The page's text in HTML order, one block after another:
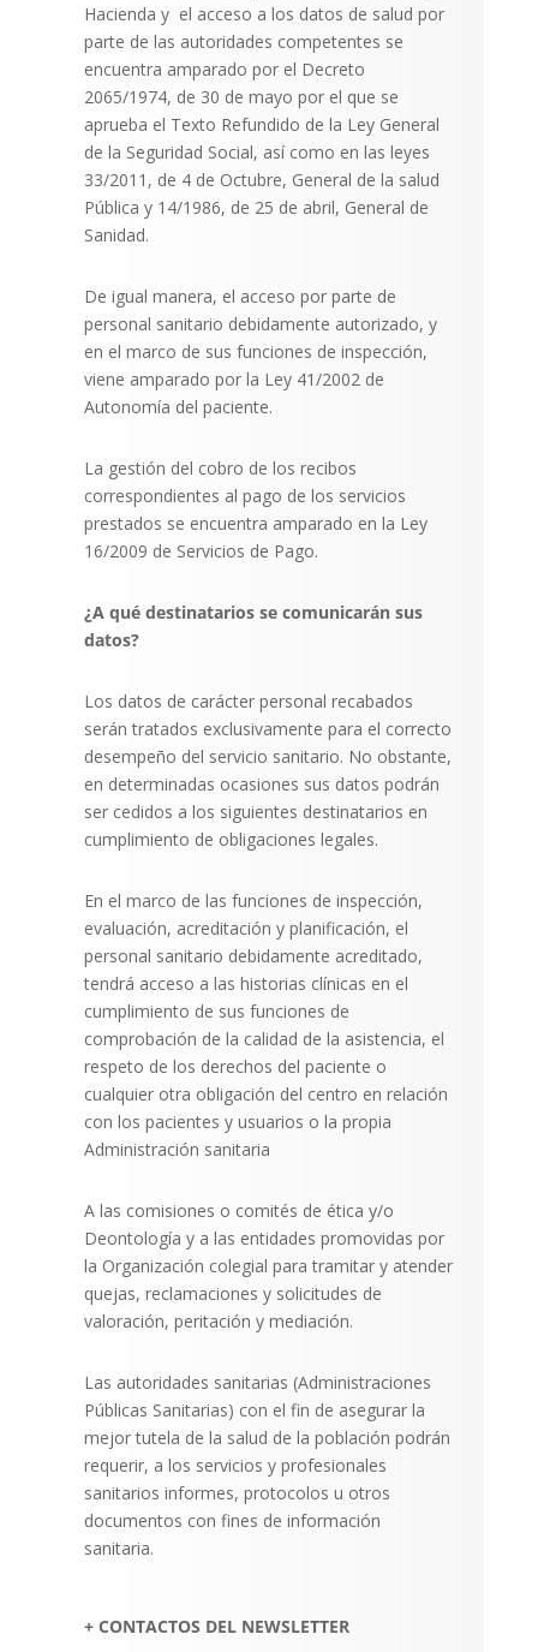
Hacienda y el acceso a los datos de salud por
parte de las autoridades competentes se
encuentra amparado por el Decreto
2065/1974, de 30 de mayo por el que se
aprueba el Texto Refundido de la Ley General
de la Seguridad Social, así como en las leyes
33/2011, de 4 de Octubre, General de la salud
Pública y 14/1986, de 25 de abril, General de
Sanidad.
De igual manera, el acceso por parte de
personal sanitario debidamente autorizado, y
en el marco de sus funciones de inspección,
viene amparado por la Ley 41/2002 de
Autonomía del paciente.
La gestión del cobro de los recibos
correspondientes al pago de los servicios
prestados se encuentra amparado en la Ley
16/2009 de Servicios de Pago.
¿A qué destinatarios se comunicarán sus
datos?
Los datos de carácter personal recabados
serán tratados exclusivamente para el correcto
desempeño del servicio sanitario. No obstante,
en determinadas ocasiones sus datos podrán
ser cedidos a los siguientes destinatarios en
cumplimiento de obligaciones legales.
En el marco de las funciones de inspección,
evaluación, acreditación y planificación, el
personal sanitario debidamente acreditado,
tendrá acceso a las historias clínicas en el
cumplimiento de sus funciones de
comprobación de la calidad de la asistencia, el
respeto de los derechos del paciente o
cualquier otra obligación del centro en relación
con los pacientes y usuarios o la propia
Administración sanitaria
A las comisiones o comités de ética y/o
Deontología y a las entidades promovidas por
la Organización colegial para tramitar y atender
quejas, reclamaciones y solicitudes de
valoración, peritación y mediación.
Las autoridades sanitarias (Administraciones
Públicas Sanitarias) con el fin de asegurar la
mejor tutela de la salud de la población podrán
requerir, a los servicios y profesionales
sanitarios informes, protocolos u otros
documentos con fines de información
sanitaria.
+ CONTACTOS DEL NEWSLETTER